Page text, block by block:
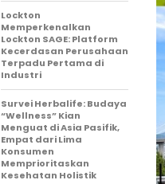
Lockton
Memperkenalkan
Lockton SAGE: Platform
Kecerdasan Perusahaan
Terpadu Pertama di
Industri
Survei Herbalife: Budaya
“Wellness” Kian
Menguat di Asia Pasifik,
Empat dari Lima
Konsumen
Memprioritaskan
Kesehatan Holistik